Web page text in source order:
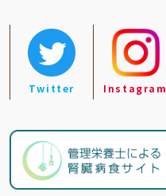
Twitter Instagram